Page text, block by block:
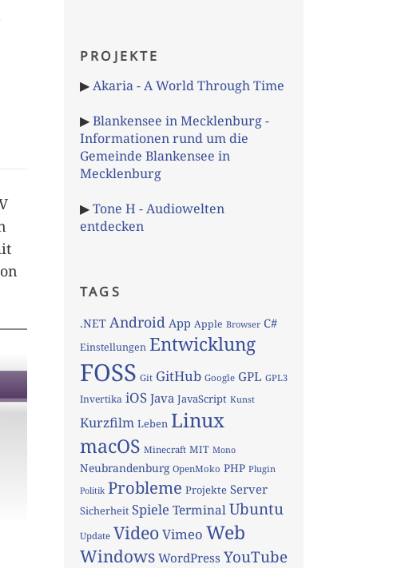
PROJEKTE
▶Akaria - A World Through Time
▶Blankensee in Mecklenburg -
Informationen rund um die
Gemeinde Blankensee in
Mecklenburg
▶Tone H - Audiowelten
entdecken
TAGS
.NET Android App Apple Browser C#
Einstellungen Entwicklung
FOSS Git GitHub Google GPL GPL3
Invertika iOS Java JavaScript Kunst
Kurzfilm Leben Linux
macOS Minecraft MIT Mono
Neubrandenburg OpenMoko PHP Plugin
Politik Probleme Projekte Server
Sicherheit Spiele TerminalUbuntu
Update VideoVimeo Web
Windows WordPress YouTube